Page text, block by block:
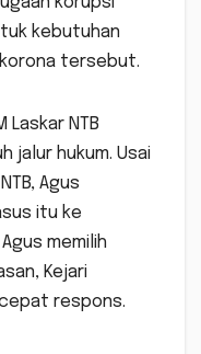
kebutuhan
tersebut.
Laskar NTB
jalur hukum. Usai
Agus
itu ke
memilih
Kejari
respons.